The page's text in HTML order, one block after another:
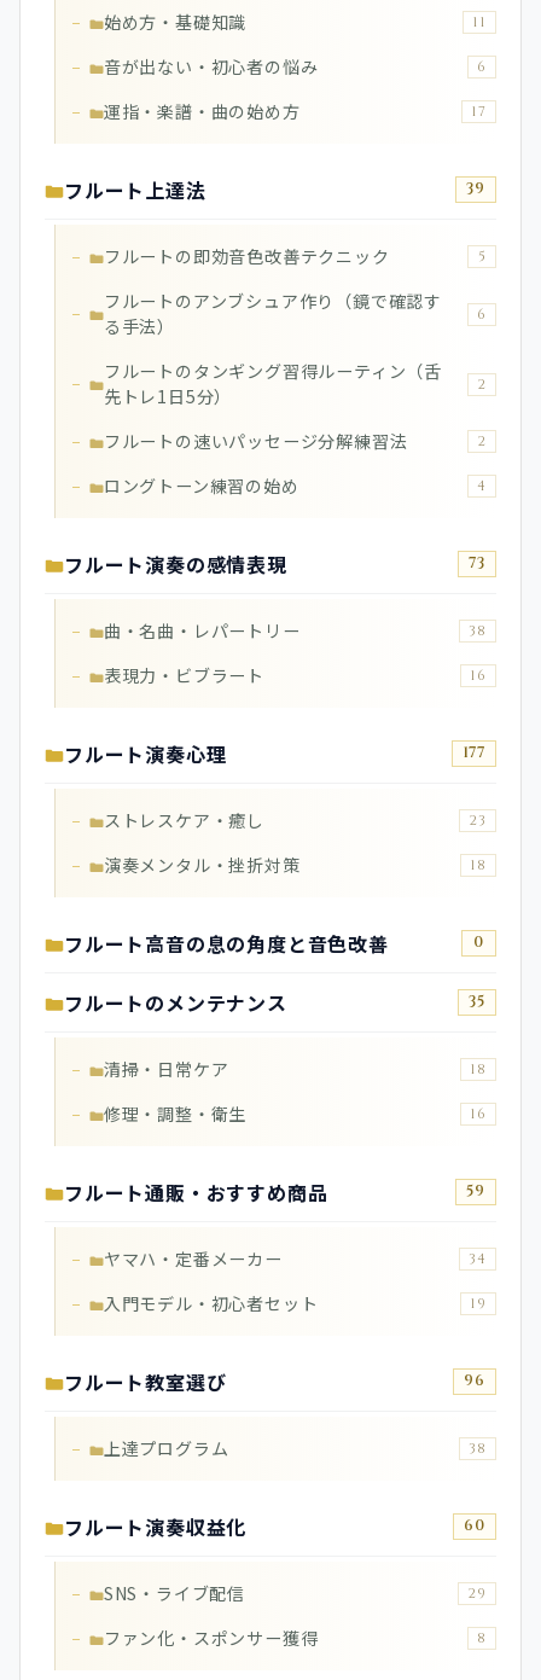
始め方・基礎知識 11
音が出ない・初心者の悩み 6
運指・楽譜・曲の始め方 17
フルート上達法 39
フルートの即効音色改善テクニック 5
フルートのアンブシュア作り（鏡で確認す
る手法）
6
フルートのタンギング習得ルーティン（舌
先トレ1日5分）
2
フルートの速いパッセージ分解練習法 2
ロングトーン練習の始め 4
フルート演奏の感情表現 73
曲・名曲・レパートリー 38
表現力・ビブラート 16
フルート演奏心理 177
ストレスケア・癒し 23
演奏メンタル・挫折対策 18
フルート高音の息の角度と音色改善 0
フルートのメンテナンス 35
清掃・日常ケア 18
修理・調整・衛生 16
フルート通販・おすすめ商品 59
ヤマハ・定番メーカー 34
入門モデル・初心者セット 19
フルート教室選び 96
上達プログラム 38
フルート演奏収益化 60
SNS・ライブ配信 29
ファン化・スポンサー獲得 8